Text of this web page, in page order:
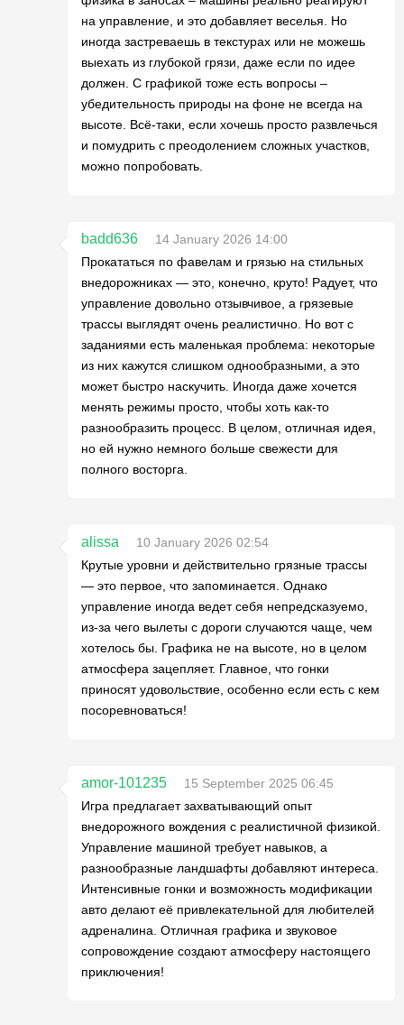
на управление, и это добавляет веселья. Но
иногда застреваешь в текстурах или не можешь
выехать из глубокой грязи, даже если по идее
должен. С графикой тоже есть вопросы –
убедительность природы на фоне не всегда на
высоте. Всё-таки, если хочешь просто развлечься
и помудрить с преодолением сложных участков,
можно попробовать.
badd636
14 January 2026 14:00
Прокататься по фавелам и грязью на стильных
внедорожниках — это, конечно, круто! Радует, что
управление довольно отзывчивое, а грязевые
трассы выглядят очень реалистично. Но вот с
заданиями есть маленькая проблема: некоторые
из них кажутся слишком однообразными, а это
может быстро наскучить. Иногда даже хочется
менять режимы просто, чтобы хоть как-то
разнообразить процесс. В целом, отличная идея,
но ей нужно немного больше свежести для
полного восторга.
alissa
10 January 2026 02:54
Крутые уровни и действительно грязные трассы
— это первое, что запоминается. Однако
управление иногда ведет себя непредсказуемо,
из-за чего вылеты с дороги случаются чаще, чем
хотелось бы. Графика не на высоте, но в целом
атмосфера зацепляет. Главное, что гонки
приносят удовольствие, особенно если есть с кем
посоревноваться!
amor-101235
15 September 2025 06:45
Игра предлагает захватывающий опыт
внедорожного вождения с реалистичной физикой.
Управление машиной требует навыков, а
разнообразные ландшафты добавляют интереса.
Интенсивные гонки и возможность модификации
авто делают её привлекательной для любителей
адреналина. Отличная графика и звуковое
сопровождение создают атмосферу настоящего
приключения!